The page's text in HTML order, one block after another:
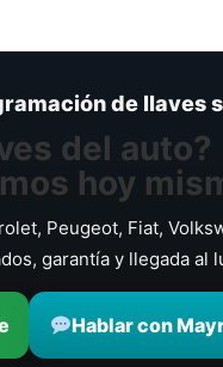
de llaves
del auto?
hoy
Peugeot, Fiat,
garantía y llegada al
Hablar con